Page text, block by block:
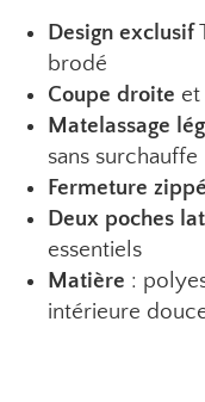
Design exclusif
brodé
Coupe droite
Matelassage
sans surchauffe
Fermeture
Deux poches
essentiels
Matière :
intérieure